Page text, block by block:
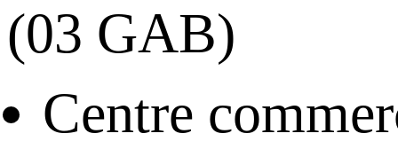
(03 GAB)
Centre